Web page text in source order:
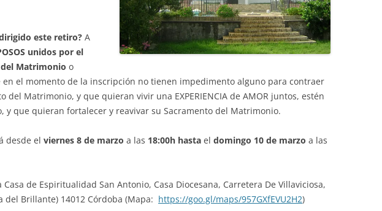
este retiro? A
unidos por el
Matrimonio o
en el momento de la inscripción no tienen impedimento alguno para contraer
del Matrimonio, y que quieran vivir una EXPERIENCIA de AMOR juntos, estén
y que quieran fortalecer y reavivar su Sacramento del Matrimonio.
desde el viernes 8 de marzo a las 18:00h hasta el domingo 10 de marzo a las
Casa de Espiritualidad San Antonio, Casa Diocesana, Carretera De Villaviciosa,
del Brillante) 14012 Córdoba (Mapa: https://goo.gl/maps/957GXfEVU2H2)